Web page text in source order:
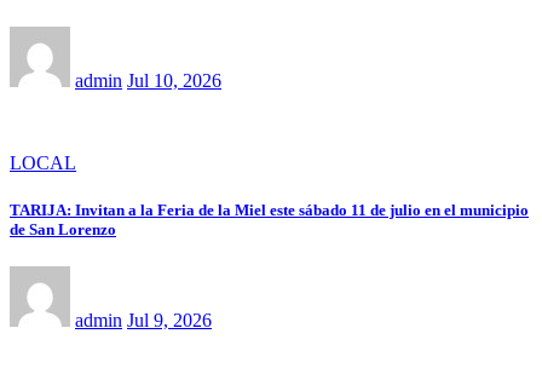
admin Jul 10, 2026
LOCAL
TARIJA: Invitan a la Feria de la Miel este sábado 11 de julio en el municipio
de San Lorenzo
admin Jul 9, 2026